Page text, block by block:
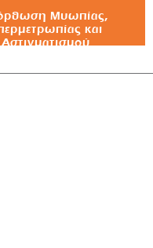
Μυωπίας,
και
Αστιγματισμού